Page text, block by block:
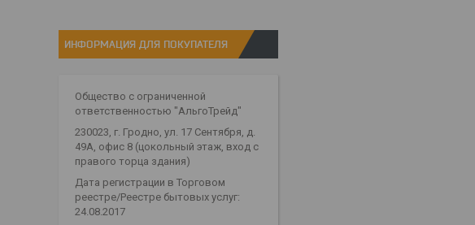
ИНФОРМАЦИЯ ДЛЯ ПОКУПАТЕЛЯ
Общество с ограниченной
ответственностью "АльгоТрейд"
230023, г. Гродно, ул. 17 Сентября, д.
49А, офис 8 (цокольный этаж, вход с
правого торца здания)
Дата регистрации в Торговом
реестре/Реестре бытовых услуг:
24.08.2017